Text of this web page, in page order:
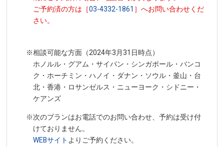
ご予約済の方は［03-4332-1861 ］へお問い合わせくだ
さい。
※相談可能な方面（2024年3月31日時点）
ホノルル・グアム・サイパン・シンガポール・バンコ
ク・ホーチミン・ハノイ・ダナン・ソウル・釜山・台
北・香港・ロサンゼルス・ニューヨーク・シドニー・
ケアンズ
※次のプランはお電話でのお問い合わせ、予約は受け付
けておりません。
WEBサイト よりご予約ください。